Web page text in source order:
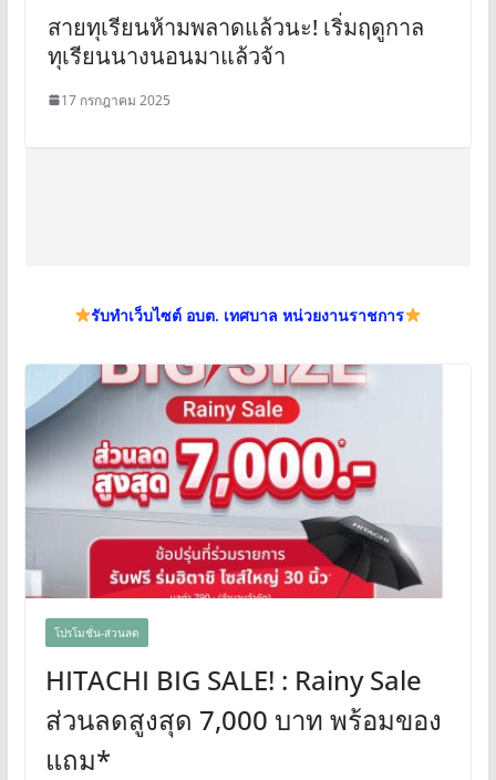
สายทุเรียนห้ามพลาดแล้วนะ! เริ่มฤดูกาล
ทุเรียนนางนอนมาแล้วจ้า
17 กรกฎาคม 2025
รับทำเว็บไซต์ อบต. เทศบาล หน่วยงานราชการ
โปรโมชั่น-ส่วนลด
HITACHI BIG SALE! : Rainy Sale
ส่วนลดสูงสุด 7,000 บาท พร้อมของ
แถม*